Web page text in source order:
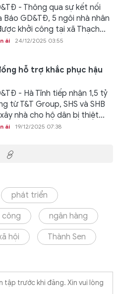
- Thông qua sự kết nối
Báo GD&TĐ, 5 ngôi nhà nhân
khởi công tại xã Thạch...
ái 24/12/2025 03:55
hỗ trợ khắc phục hậu
- Hà Tĩnh tiếp nhận 1,5 tỷ
từ T&T Group, SHS và SHB
nhà cho hộ dân bị thiệt...
ái 19/12/2025 07:38
phát triển
công ngân hàng
hội Thành Sen